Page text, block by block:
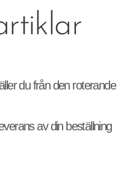
du från den roterande
av din beställning